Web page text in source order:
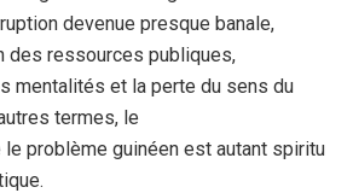
devenue presque banale,
des ressources publiques,
mentalités et la perte du sens du
termes, le
problème guinéen est autant spiritu